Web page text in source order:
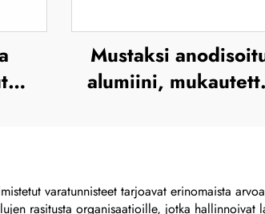
Mustaksi
alumiini,
ja korostetun
varatunnisteet tarjoavat erinomaista
rasitusta organisaatioille, jotka